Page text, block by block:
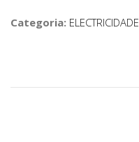
Categoria: ELECTRICIDADE